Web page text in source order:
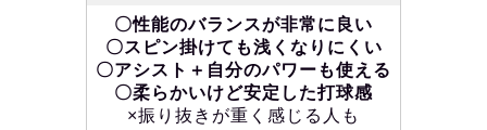
〇性能のバランスが非常に良い
〇スピン掛けても浅くなりにくい
〇アシスト＋自分のパワーも使える
〇柔らかいけど安定した打球感
×振り抜きが重く感じる人も